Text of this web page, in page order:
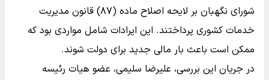
شورای نگهبان بر لایحه اصلاح ماده (۸۷) قانون مدیریت
خدمات کشوری پرداختند. این ایرادات شامل مواردی بود که
ممکن است باعث بار مالی جدید برای دولت شوند.
در جریان این بررسی، علیرضا سلیمی، عضو هیات رئیسه